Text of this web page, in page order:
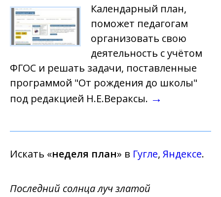
Календарный план,
поможет педагогам
организовать свою
деятельность с учётом
ФГОС и решать задачи, поставленные
программой "От рождения до школы"
под редакцией Н.Е.Вераксы. →
Искать «неделя план» в Гугле, Яндексе.
Последний солнца луч златой